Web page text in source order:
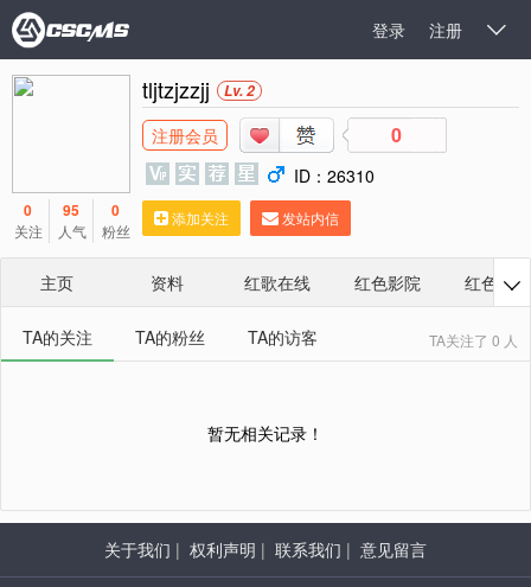

注册
登录
0
关注
95
人气
0
粉丝
tljtzjzzjj Lv. 2
注册会员 0
ID：26310
添加关注 发站内信
主页 资料 红歌在线 红色影院 红色相册

TA的关注 TA的粉丝 TA的访客 TA关注了 0 人
暂无相关记录！
关于我们 | 权利声明 | 联系我们 | 意见留言